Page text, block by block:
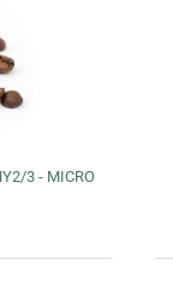
3 - MICRO